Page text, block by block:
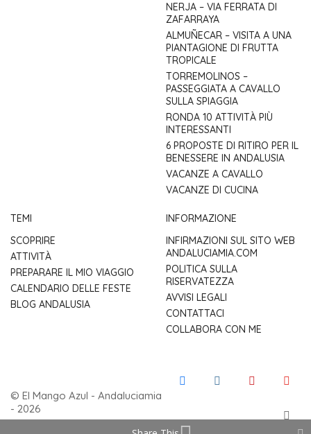
NERJA – VIA FERRATA DI
ZAFARRAYA
ALMUÑECAR – VISITA A UNA
PIANTAGIONE DI FRUTTA
TROPICALE
TORREMOLINOS –
PASSEGGIATA A CAVALLO
SULLA SPIAGGIA
RONDA 10 ATTIVITÀ PIÙ
INTERESSANTI
6 PROPOSTE DI RITIRO PER IL
BENESSERE IN ANDALUSIA
VACANZE A CAVALLO
VACANZE DI CUCINA
TEMI
SCOPRIRE
ATTIVITÀ
PREPARARE IL MIO VIAGGIO
CALENDARIO DELLE FESTE
BLOG ANDALUSIA
INFORMAZIONE
INFIRMAZIONI SUL SITO WEB
ANDALUCIAMIA.COM
POLITICA SULLA
RISERVATEZZA
AVVISI LEGALI
CONTATTACI
COLLABORA CON ME
© El Mango Azul - Andaluciamia
- 2026